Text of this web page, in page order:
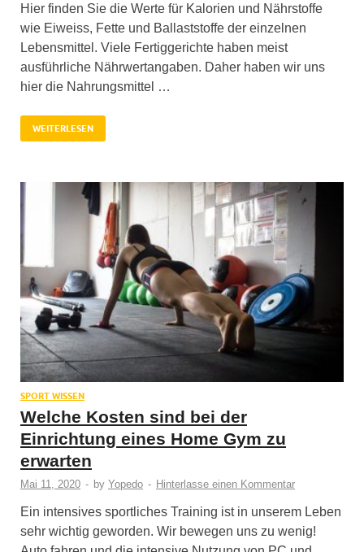
Hier finden Sie die Werte für Kalorien und Nährstoffe
wie Eiweiss, Fette und Ballaststoffe der einzelnen
Lebensmittel. Viele Fertiggerichte haben meist
ausführliche Nährwertangaben. Daher haben wir uns
hier die Nahrungsmittel …
WEITERLESEN
SPORT WISSEN
Welche Kosten sind bei der
Einrichtung eines Home Gym zu
erwarten
Mai 11, 2020 - by Yopedo - Hinterlasse einen Kommentar
Ein intensives sportliches Training ist in unserem Leben
sehr wichtig geworden. Wir bewegen uns zu wenig!